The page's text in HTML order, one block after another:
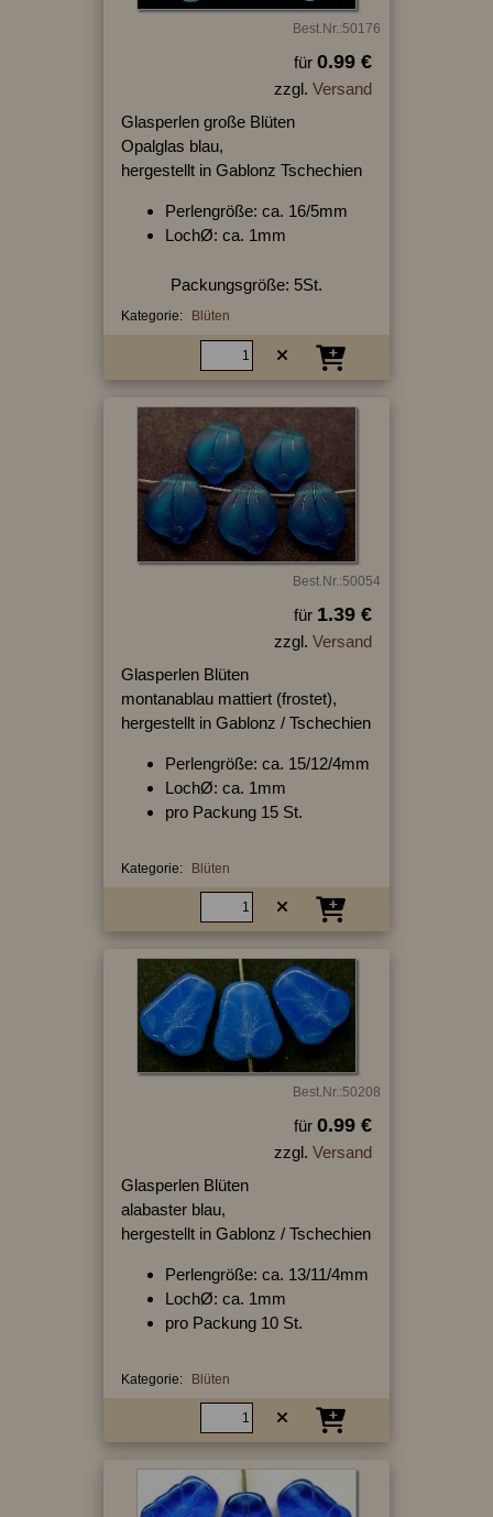
Best.Nr.:50176
für 0.99 €
zzgl. Versand
Glasperlen große Blüten
Opalglas blau,
hergestellt in Gablonz Tschechien
Perlengröße: ca. 16/5mm
LochØ: ca. 1mm
Packungsgröße: 5St.
Kategorie: Blüten
Best.Nr.:50054
für 1.39 €
zzgl. Versand
Glasperlen Blüten
montanablau mattiert (frostet),
hergestellt in Gablonz / Tschechien
Perlengröße: ca. 15/12/4mm
LochØ: ca. 1mm
pro Packung 15 St.
Kategorie: Blüten
Best.Nr.:50208
für 0.99 €
zzgl. Versand
Glasperlen Blüten
alabaster blau,
hergestellt in Gablonz / Tschechien
Perlengröße: ca. 13/11/4mm
LochØ: ca. 1mm
pro Packung 10 St.
Kategorie: Blüten